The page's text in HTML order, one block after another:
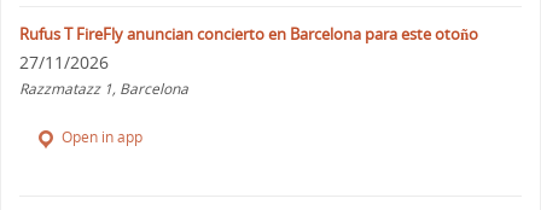
Rufus T FireFly anuncian concierto en Barcelona para este otoño
27/11/2026
Razzmatazz 1, Barcelona
Open in app